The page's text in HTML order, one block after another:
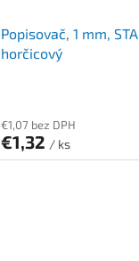
Popisovač, 1 mm,
horčicový
€1,07 bez DPH
€1,32 / ks